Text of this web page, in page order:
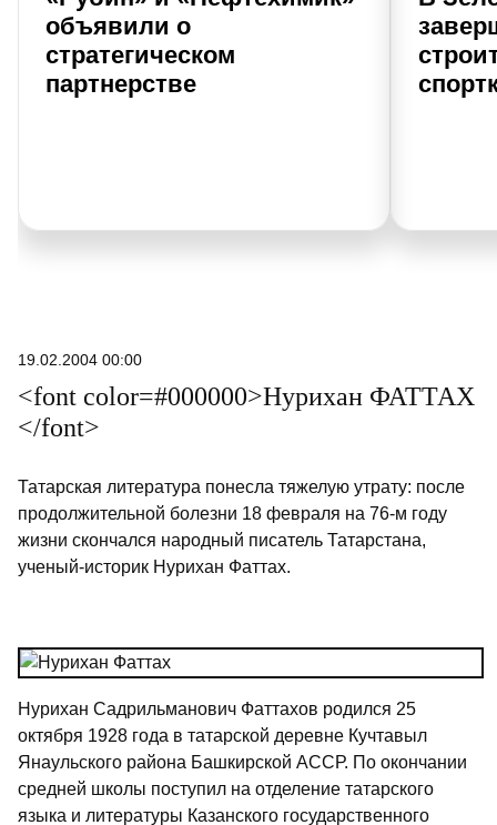
объявили о
стратегическом
партнерстве
19.02.2004 00:00
<font color=#000000>Нурихан ФАТТАХ
</font>
Татарская литература понесла тяжелую утрату: после
продолжительной болезни 18 февраля на 76-м году
жизни скончался народный писатель Татарстана,
ученый-историк Нурихан Фаттах.
Нурихан Садрильманович Фаттахов родился 25
октября 1928 года в татарской деревне Кучтавыл
Янаульского района Башкирской АССР. По окончании
средней школы поступил на отделение татарского
языка и литературы Казанского государственного